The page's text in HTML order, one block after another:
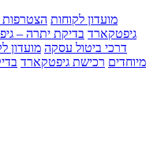
מועדון לקוחות הצטרפות
גיפטקארד בדיקת יתרה –
דרכי ביטול עסקה מועדון
מיוחדים רכישת גיפטקארד